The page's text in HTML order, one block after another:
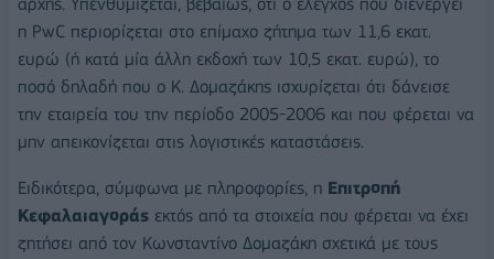
αρχής. Υπενθυμίζεται, βεβαίως, ότι ο έλεγχος που διενεργεί
η PwC περιορίζεται στο επίμαχο ζήτημα των 11,6 εκατ.
ευρώ (ή κατά μία άλλη εκδοχή των 10,5 εκατ. ευρώ), το
ποσό δηλαδή που ο Κ. Δομαζάκης ισχυρίζεται ότι δάνεισε
την εταιρεία του την περίοδο 2005-2006 και που φέρεται να
μην απεικονίζεται στις λογιστικές καταστάσεις.
Ειδικότερα, σύμφωνα με πληροφορίες, η Επιτροπή
Κεφαλαιαγοράς εκτός από τα στοιχεία που φέρεται να έχει
ζητήσει από τον Κωνσταντίνο Δομαζάκη σχετικά με τους